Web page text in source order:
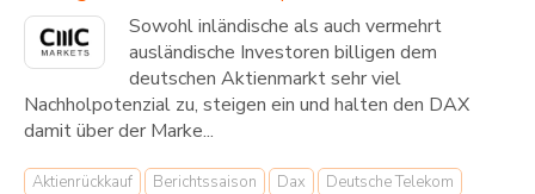
Sowohl inländische als auch vermehrt
ausländische Investoren billigen dem
deutschen Aktienmarkt sehr viel
Nachholpotenzial zu, steigen ein und halten den DAX
damit über der Marke...
Aktienrückkauf Berichtssaison Dax
Deutsche Telekom